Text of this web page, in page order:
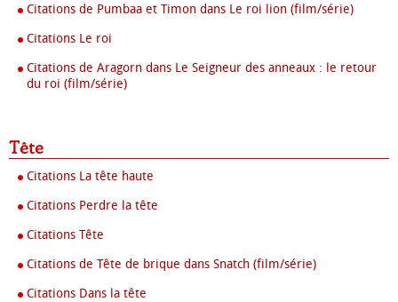
Citations de Pumbaa et Timon dans Le roi lion (film/série)
Citations Le roi
Citations de Aragorn dans Le Seigneur des anneaux : le retour
du roi (film/série)
Tête
Citations La tête haute
Citations Perdre la tête
Citations Tête
Citations de Tête de brique dans Snatch (film/série)
Citations Dans la tête